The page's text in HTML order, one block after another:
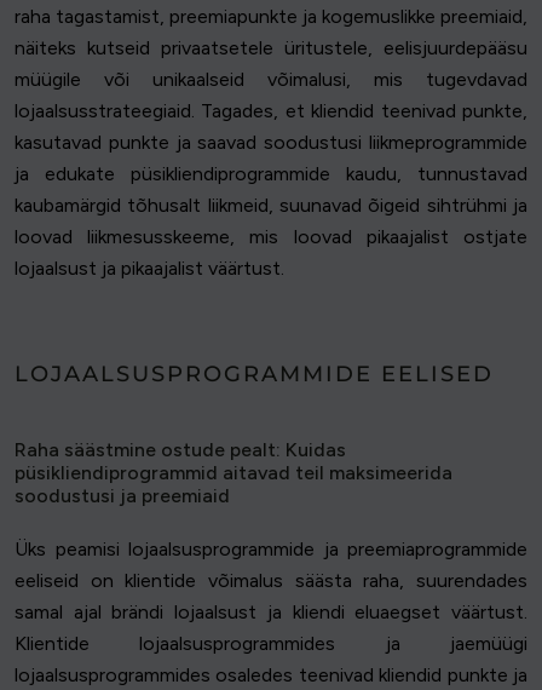
raha tagastamist, preemiapunkte ja kogemuslikke preemiaid,
näiteks kutseid privaatsetele üritustele, eelisjuurdepääsu
müügile või unikaalseid võimalusi, mis tugevdavad
lojaalsusstrateegiaid. Tagades, et kliendid teenivad punkte,
kasutavad punkte ja saavad soodustusi liikmeprogrammide
ja edukate püsikliendiprogrammide kaudu, tunnustavad
kaubamärgid tõhusalt liikmeid, suunavad õigeid sihtrühmi ja
loovad liikmesusskeeme, mis loovad pikaajalist ostjate
lojaalsust ja pikaajalist väärtust.
LOJAALSUSPROGRAMMIDE EELISED
Raha säästmine ostude pealt: Kuidas
püsikliendiprogrammid aitavad teil maksimeerida
soodustusi ja preemiaid
Üks peamisi lojaalsusprogrammide ja preemiaprogrammide
eeliseid on klientide võimalus säästa raha, suurendades
samal ajal brändi lojaalsust ja kliendi eluaegset väärtust.
Klientide lojaalsusprogrammides ja jaemüügi
lojaalsusprogrammides osaledes teenivad kliendid punkte ja